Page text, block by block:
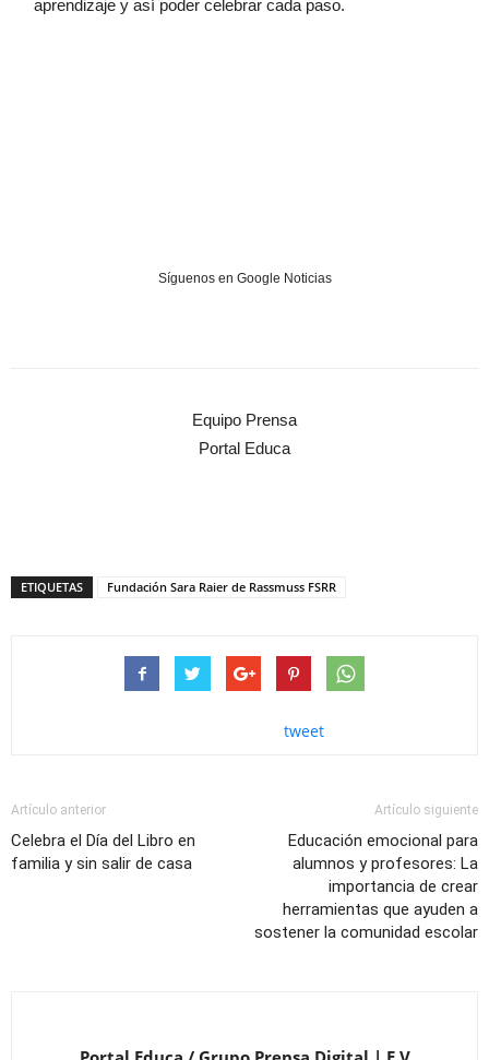
aprendizaje y así poder celebrar cada paso.
Síguenos en Google Noticias
Equipo Prensa
Portal Educa
ETIQUETAS Fundación Sara Raier de Rassmuss FSRR
tweet
Artículo anterior
Celebra el Día del Libro en
familia y sin salir de casa
Artículo siguiente
Educación emocional para
alumnos y profesores: La
importancia de crear
herramientas que ayuden a
sostener la comunidad escolar